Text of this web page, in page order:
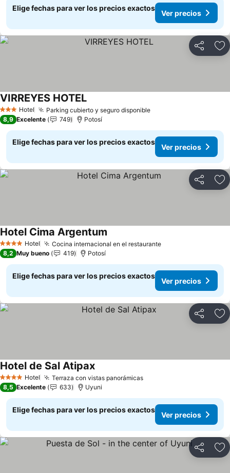
Elige fechas para ver los precios exactos
Ver precios
Compartir
3 Estrellas
Hotel Parking cubierto y seguro disponible
VIRREYES HOTEL
8,9 Excelente 749 Potosí
Elige fechas para ver los precios exactos
Ver precios
Compartir
4 EstrellasHotel Cocina internacional en el restaurante
Hotel Cima Argentum
8,2 Muy bueno 419 Potosí
Elige fechas para ver los precios exactos
Ver precios
Compartir
4 EstrellasHotel Terraza con vistas panorámicas
Hotel de Sal Atipax
8,5 Excelente 633 Uyuni
Elige fechas para ver los precios exactos
Ver precios
Compartir